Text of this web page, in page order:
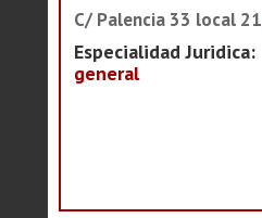
C/ Palencia 33 local 21
Especialidad Juridica:
general